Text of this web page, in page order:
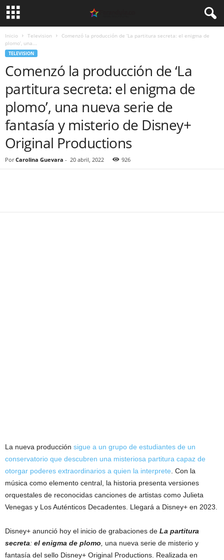
Inicio Television
Comenzó la producción de ‘La partitura secreta: el enigma de
plomo’, una...
TELEVISION
Comenzó la producción de ‘La
partitura secreta: el enigma de
plomo’, una nueva serie de
fantasía y misterio de Disney+
Original Productions
Por Carolina Guevara - 20 abril, 2022 926
La nueva producción sigue a un grupo de estudiantes de un
conservatorio que descubren una misteriosa partitura capaz de
otorgar poderes extraordinarios a quien la interprete . Con la
música como elemento central, la historia presenta versiones
orquestales de reconocidas canciones de artistas como Julieta
Venegas y Los Auténticos Decadentes. Llegará a Disney+ en 2023.
Disney+ anunció hoy el inicio de grabaciones de La partitura
secreta: el enigma de plomo
una nueva serie de misterio y
fantasía del sello Disney+ Original Productions. Realizada en